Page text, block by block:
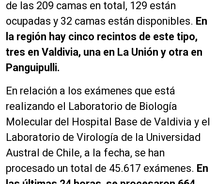
de las 209 camas en total, 129 están
ocupadas y 32 camas están disponibles. En
la región hay cinco recintos de este tipo,
tres en Valdivia, una en La Unión y otra en
Panguipulli.
En relación a los exámenes que está
realizando el Laboratorio de Biología
Molecular del Hospital Base de Valdivia y el
Laboratorio de Virología de la Universidad
Austral de Chile, a la fecha, se han
procesado un total de 45.617 exámenes. En